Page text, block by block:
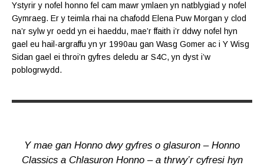
Ystyrir y nofel honno fel cam mawr ymlaen yn natblygiad y nofel
Gymraeg. Er y teimla rhai na chafodd Elena Puw Morgan y clod
na’r sylw yr oedd yn ei haeddu, mae’r ffaith i’r ddwy nofel hyn
gael eu hail-argraffu yn yr 1990au gan Wasg Gomer ac i Y Wisg
Sidan gael ei throi’n gyfres deledu ar S4C, yn dyst i’w
poblogrwydd.
Y mae gan Honno dwy gyfres o glasuron – Honno
Classics a Chlasuron Honno – a thrwy’r cyfresi hyn